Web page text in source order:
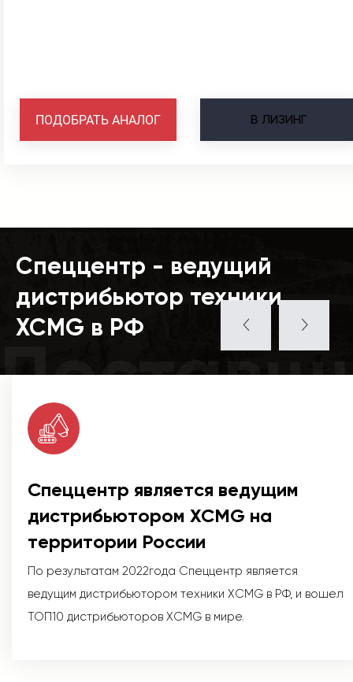
В ЛИЗИНГ
ПОДОБРАТЬ АНАЛОГ
Спеццентр - ведущий
дистрибьютор техники
XCMG в РФ
Спеццентр является ведущим
дистрибьютором XCMG на
территории России
По результатам 2022года Спеццентр является
ведущим дистрибьютором техники XCMG в РФ, и вошел
ТОП10 дистрибьюторов XCMG в мире.